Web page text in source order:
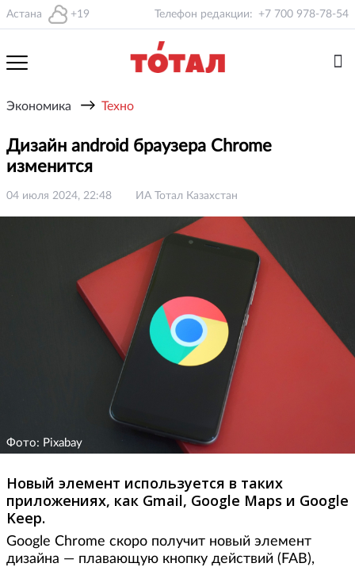
Астана +19 Телефон редакции: +7 700 978-78-54
Экономика → Техно
Дизайн android браузера Chrome
изменится
04 июля 2024, 22:48 ИА Тотал Казахстан
Фото: Pixabay
Новый элемент используется в таких
приложениях, как Gmail, Google Maps и Google
Keep.
Google Chrome скоро получит новый элемент
дизайна — плавающую кнопку действий (FAB),